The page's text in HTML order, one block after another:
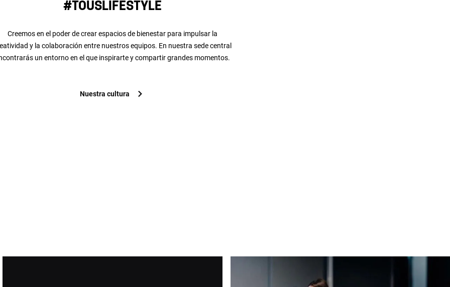
#TOUSLIFESTYLE
Creemos en el poder de crear espacios de bienestar para impulsar la
y la colaboración entre nuestros equipos. En nuestra sede central
un entorno en el que inspirarte y compartir grandes momentos.
Nuestra cultura